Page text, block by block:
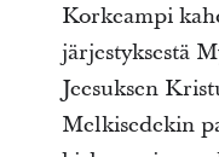
Korkeampi
järjestyksestä
Jeesuksen
Melkisedekin